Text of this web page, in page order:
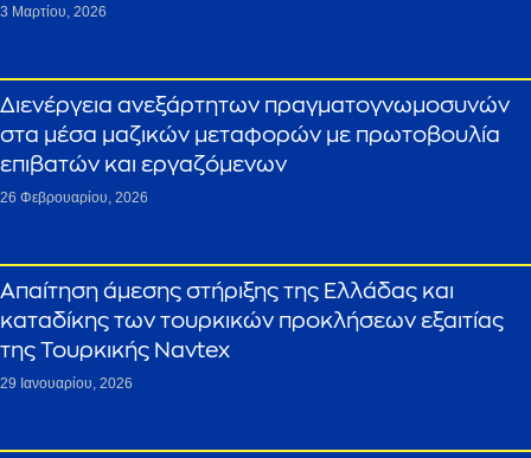
3 Μαρτίου, 2026
Διενέργεια ανεξάρτητων πραγματογνωμοσυνών
στα μέσα μαζικών μεταφορών με πρωτοβουλία
επιβατών και εργαζόμενων
26 Φεβρουαρίου, 2026
Απαίτηση άμεσης στήριξης της Ελλάδας και
καταδίκης των τουρκικών προκλήσεων εξαιτίας
της Τουρκικής Navtex
29 Ιανουαρίου, 2026